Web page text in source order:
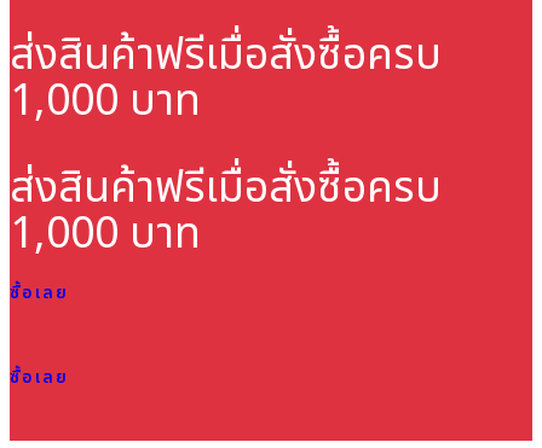
ส่งสินค้าฟรีเมื่อสั่งซื้อครบ
1,000 บาท
ส่งสินค้าฟรีเมื่อสั่งซื้อครบ
1,000 บาท
ซื้อเลย
ซื้อเลย